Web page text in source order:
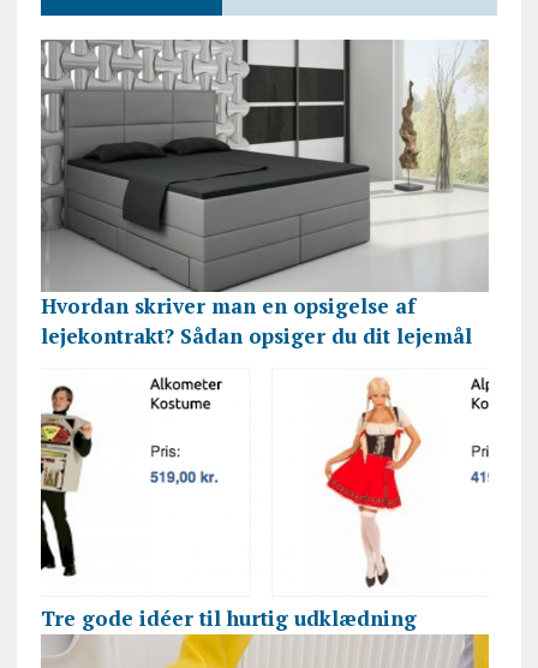
Hvordan skriver man en opsigelse af
lejekontrakt? Sådan opsiger du dit lejemål
Tre gode idéer til hurtig udklædning